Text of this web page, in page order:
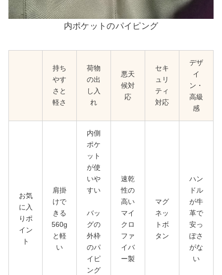
内ポケットのパイピング
持ち
やす
さと
軽さ
荷物
の出
し入
れ
悪天
候対
応
セキ
ュリ
ティ
対応
デザ
イ
ン・
高級
感
お気
に入
りポ
イン
ト
肩掛
けで
きる
560g
と軽
い
内側
ポケ
ット
が使
いや
すい
バッ
グの
外枠
のパ
イピ
ング
速乾
性の
高い
マイ
クロ
ファ
イバ
ー製
マグ
ネッ
トボ
タン
ハン
ドル
が牛
革で
安っ
ぽさ
がな
い